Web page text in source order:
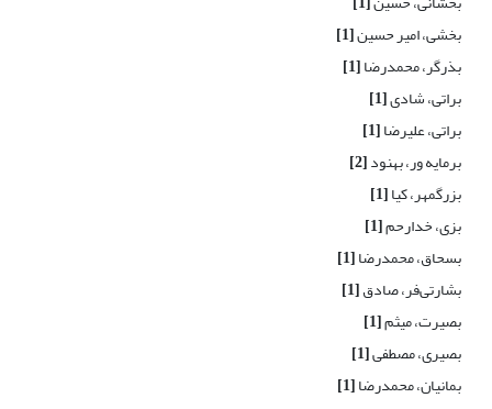
بخشی، امیر حسین[1]
بذرگر، محمدرضا[1]
براتی، شادی[1]
براتی، علیرضا[1]
برمایه ور، بهنود[2]
بزرگمهر، کیا[1]
بزی، خدارحم[1]
بسحاق، محمدرضا[1]
بشارتی‌فر، صادق[1]
بصیرت، میثم[1]
بصیری، مصطفی[1]
بمانیان، محمدرضا[1]